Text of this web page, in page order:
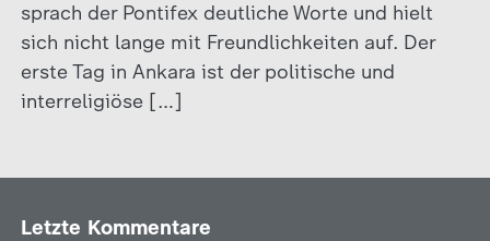
sprach der Pontifex deutliche Worte und hielt
sich nicht lange mit Freundlichkeiten auf. Der
erste Tag in Ankara ist der politische und
interreligiöse […]
Letzte Kommentare